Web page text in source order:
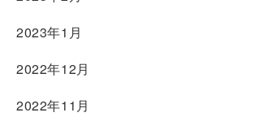
2023年1月
2022年12月
2022年11月